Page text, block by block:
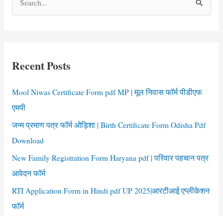
Death
Download
f
o
:
Recent Posts
Mool Niwas Certificate Form pdf MP | मूल निवास फॉर्म पीडीएफ
एमपी
जन्म प्रमाण पत्र फॉर्म ओड़िशा | Birth Certificate Form Odisha Pdf
Download
New Family Registration Form Haryana pdf | परिवार पहचान पत्र
आवेदन फॉर्म
RTI Application Form in Hindi pdf UP 2025|आरटीआई एप्लीकेशन
फॉर्म